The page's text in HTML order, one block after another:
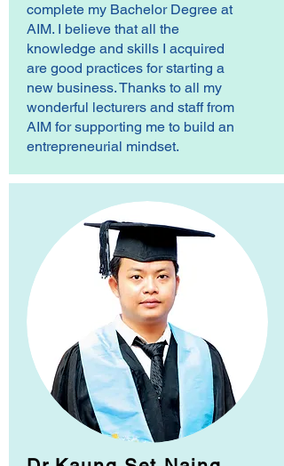
complete my Bachelor Degree at
AIM. I believe that all the
knowledge and skills I acquired
are good practices for starting a
new business. Thanks to all my
wonderful lecturers and staff from
AIM for supporting me to build an
entrepreneurial mindset.